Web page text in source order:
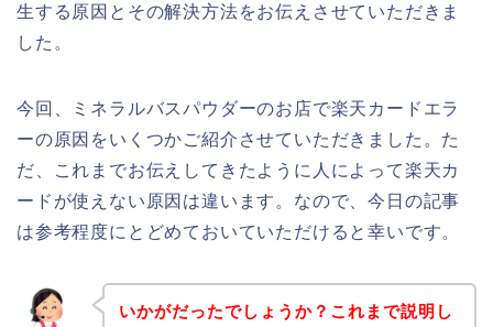
生する原因とその解決方法をお伝えさせていただきま
した。
今回、ミネラルバスパウダーのお店で楽天カードエラ
ーの原因をいくつかご紹介させていただきました。た
だ、これまでお伝えしてきたように人によって楽天カ
ードが使えない原因は違います。なので、今日の記事
は参考程度にとどめておいていただけると幸いです。
いかがだったでしょうか？これまで説明し